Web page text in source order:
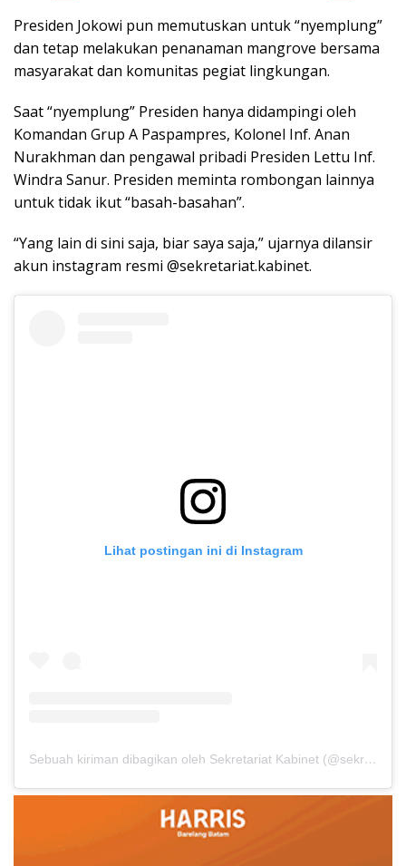
Presiden Jokowi pun memutuskan untuk “nyemplung”
dan tetap melakukan penanaman mangrove bersama
masyarakat dan komunitas pegiat lingkungan.
Saat “nyemplung” Presiden hanya didampingi oleh
Komandan Grup A Paspampres, Kolonel Inf. Anan
Nurakhman dan pengawal pribadi Presiden Lettu Inf.
Windra Sanur. Presiden meminta rombongan lainnya
untuk tidak ikut “basah-basahan”.
“Yang lain di sini saja, biar saya saja,” ujarnya dilansir
akun instagram resmi @sekretariat.kabinet.
Lihat postingan ini di Instagram
Sebuah kiriman dibagikan oleh Sekretariat Kabinet (@sekretariat.kabinet)